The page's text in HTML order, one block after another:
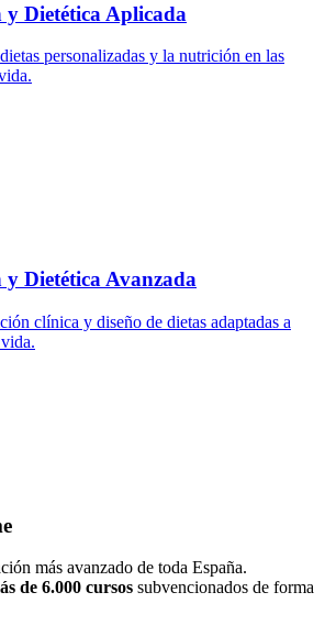
Dietética Aplicada
personalizadas y la nutrición en las
Dietética Avanzada
clínica y diseño de dietas adaptadas a
más avanzado de toda España.
de 6.000 cursos subvencionados de forma